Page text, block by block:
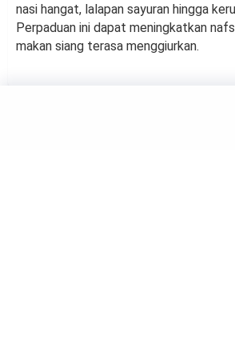
nasi hangat, lalapan sayuran hingga
Perpaduan ini dapat meningkatkan
makan siang terasa menggiurkan.